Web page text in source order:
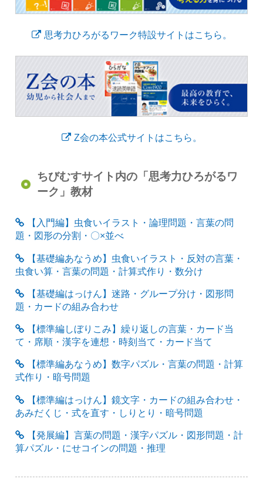
思考力ひろがるワーク特設サイトはこちら。
Z会の本公式サイトはこちら。
ちびむすサイト内の「思考力ひろがるワ
ーク」教材
【入門編】虫食いイラスト・論理問題・言葉の問
題・図形の分割・〇×並べ
【基礎編あなうめ】虫食いイラスト・反対の言葉・
虫食い算・言葉の問題・計算式作り・数分け
【基礎編はっけん】迷路・グループ分け・図形問
題・カードの組み合わせ
【標準編しぼりこみ】繰り返しの言葉・カード当
て・席順・漢字を連想・時刻当て・カード当て
【標準編あなうめ】数字パズル・言葉の問題・計算
式作り・暗号問題
【標準編はっけん】鏡文字・カードの組み合わせ・
あみだくじ・式を直す・しりとり・暗号問題
【発展編】言葉の問題・漢字パズル・図形問題・計
算パズル・にせコインの問題・推理